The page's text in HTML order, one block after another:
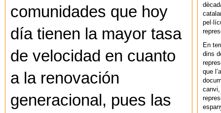
comunidades que hoy
día tienen la mayor tasa
de velocidad en cuanto
a la renovación
generacional, pues las
En
dins
que
canvi,